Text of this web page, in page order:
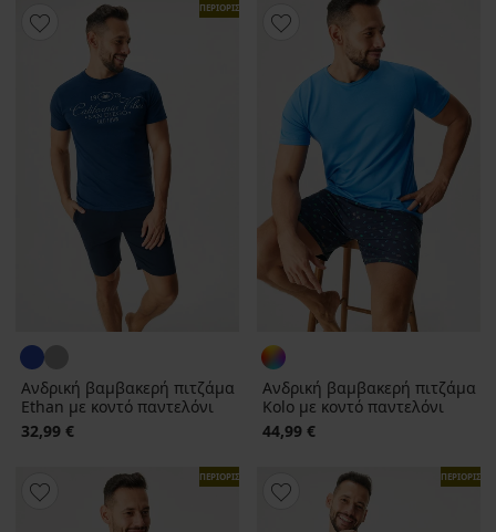
ΠΕΡΙΟΡΙΣΜΕΝΑ
Ανδρική βαμβακερή πιτζάμα
Ethan με κοντό παντελόνι
32,99 €
Ανδρική βαμβακερή πιτζάμα
Kolo με κοντό παντελόνι
44,99 €
ΠΕΡΙΟΡΙΣΜΕΝΑ